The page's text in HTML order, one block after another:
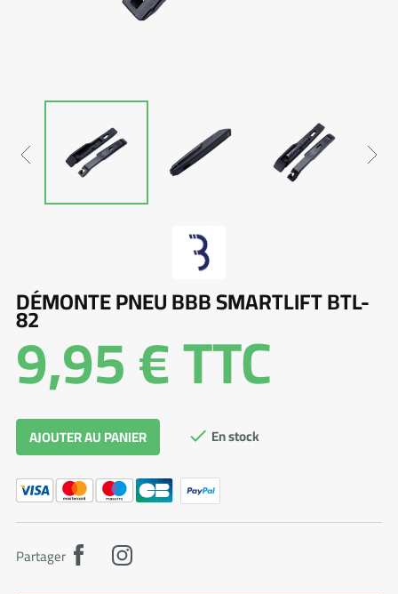
DÉMONTE PNEU BBB SMARTLIFT BTL-
82
9,95 €TTC
AJOUTER AU PANIER  En stock
Partager